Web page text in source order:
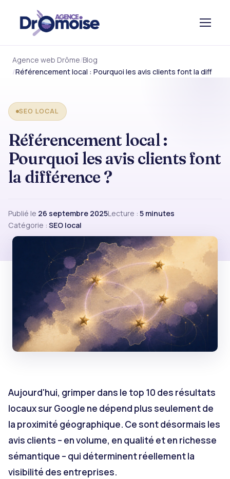
Agence web Drôme Blog
Référencement local : Pourquoi les avis clients font la diff
SEO LOCAL
Référencement local :
Pourquoi les avis clients font
la différence ?
Publié le 26 septembre 2025Lecture : 5 minutes
Catégorie : SEO local
Aujourd'hui, grimper dans le top 10 des résultats
locaux sur Google ne dépend plus seulement de
la proximité géographique. Ce sont désormais les
avis clients – en volume, en qualité et en richesse
sémantique – qui déterminent réellement la
visibilité des entreprises.